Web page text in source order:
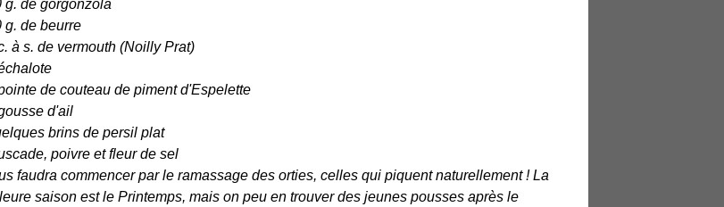
g. de gorgonzola
g. de beurre
à s. de vermouth (Noilly Prat)
de couteau de piment d'Espelette
d'ail
brins de persil plat
poivre et fleur de sel
faudra commencer par le ramassage des orties, celles qui piquent naturellement ! La
saison est le Printemps, mais on peu en trouver des jeunes pousses après le